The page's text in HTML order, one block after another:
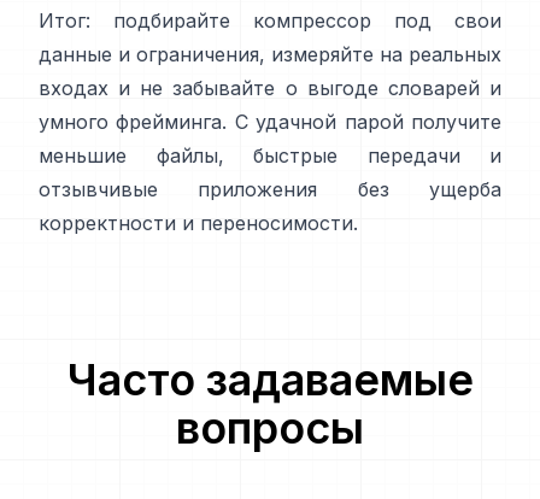
Итог: подбирайте компрессор под свои
данные и ограничения, измеряйте на реальных
входах и не забывайте о выгоде словарей и
умного фрейминга. С удачной парой получите
меньшие файлы, быстрые передачи и
отзывчивые приложения без ущерба
корректности и переносимости.
Часто задаваемые
вопросы